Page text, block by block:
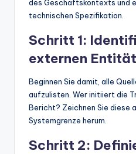
des Geschäftskontexts und
technischen Spezifikation.
Schritt 1:
externen
Beginnen Sie damit, alle
aufzulisten. Wer initiiert die
Bericht? Zeichnen Sie diese
Systemgrenze herum.
Schritt 2: